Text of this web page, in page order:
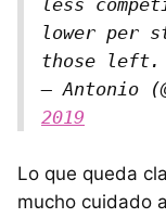
less
lower per
those left.
— Antonio
2019
Lo que queda
mucho cuidado